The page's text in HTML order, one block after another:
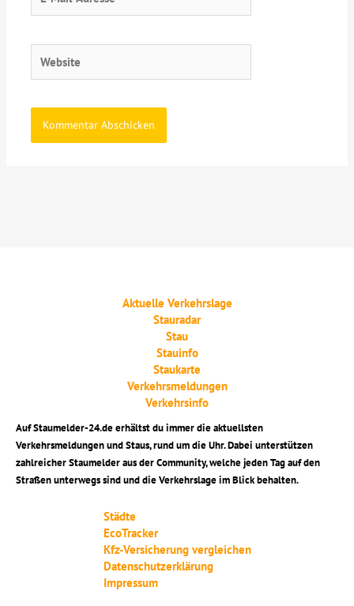
Mail-
Aktuelle Verkehrslage
Stauradar
Stau
Stauinfo
Staukarte
Verkehrsmeldungen
Verkehrsinfo
Auf Staumelder-24.de erhältst du immer die aktuellsten
Verkehrsmeldungen und Staus, rund um die Uhr. Dabei unterstützen
zahlreicher Staumelder aus der Community, welche jeden Tag auf den
Straßen unterwegs sind und die Verkehrslage im Blick behalten.
Städte
EcoTracker
Kfz-Versicherung vergleichen
Datenschutzerklärung
Impressum